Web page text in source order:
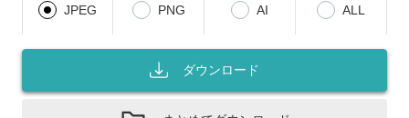
JPEG PNG AI ALL
ダウンロード